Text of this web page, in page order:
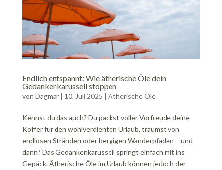
Endlich entspannt: Wie ätherische Öle dein
Gedankenkarussell stoppen
von Dagmar| 10. Juli 2025 | Ätherische Öle
Kennst du das auch? Du packst voller Vorfreude deine
Koffer für den wohlverdienten Urlaub, träumst von
endlosen Stränden oder bergigen Wanderpfaden – und
dann? Das Gedankenkarussell springt einfach mit ins
Gepäck. Ätherische Öle im Urlaub können jedoch der